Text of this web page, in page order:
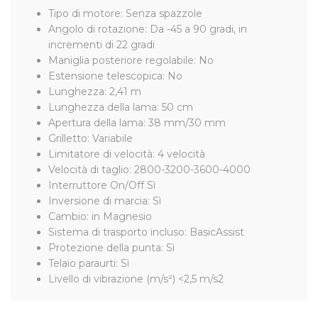
Tipo di motore: Senza spazzole
Angolo di rotazione: Da -45 a 90 gradi, in
incrementi di 22 gradi
Maniglia posteriore regolabile: No
Estensione telescopica: No
Lunghezza: 2,41 m
Lunghezza della lama: 50 cm
Apertura della lama: 38 mm/30 mm
Grilletto: Variabile
Limitatore di velocità: 4 velocità
Velocità di taglio: 2800-3200-3600-4000
Interruttore On/Off Sì
Inversione di marcia: Sì
Cambio: in Magnesio
Sistema di trasporto incluso: BasicAssist
Protezione della punta: Sì
Telaio paraurti: Sì
Livello di vibrazione (m/s²) <2,5 m/s2